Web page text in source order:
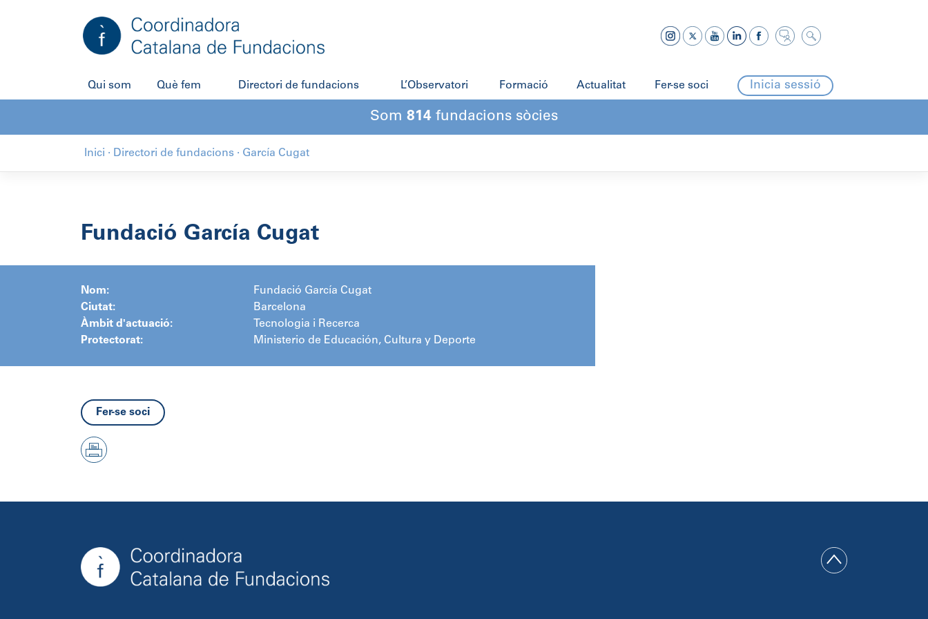
Qui som Què fem Directori de fundacions L’Observatori Formació Actualitat Fer-se soci Inicia sessió
Som 814 fundacions sòcies
Inici · Directori de fundacions · García Cugat
Fundació García Cugat
Nom:
Fundació García Cugat
Ciutat:
Barcelona
Àmbit d'actuació:
Tecnologia i Recerca
Protectorat:
Ministerio de Educación, Cultura y Deporte
Fer-se soci